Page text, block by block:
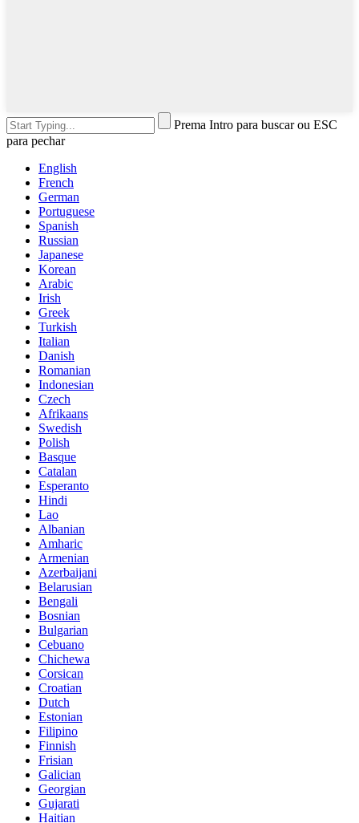
Prema Intro para buscar ou ESC
para pechar
English
French
German
Portuguese
Spanish
Russian
Japanese
Korean
Arabic
Irish
Greek
Turkish
Italian
Danish
Romanian
Indonesian
Czech
Afrikaans
Swedish
Polish
Basque
Catalan
Esperanto
Hindi
Lao
Albanian
Amharic
Armenian
Azerbaijani
Belarusian
Bengali
Bosnian
Bulgarian
Cebuano
Chichewa
Corsican
Croatian
Dutch
Estonian
Filipino
Finnish
Frisian
Galician
Georgian
Gujarati
Haitian